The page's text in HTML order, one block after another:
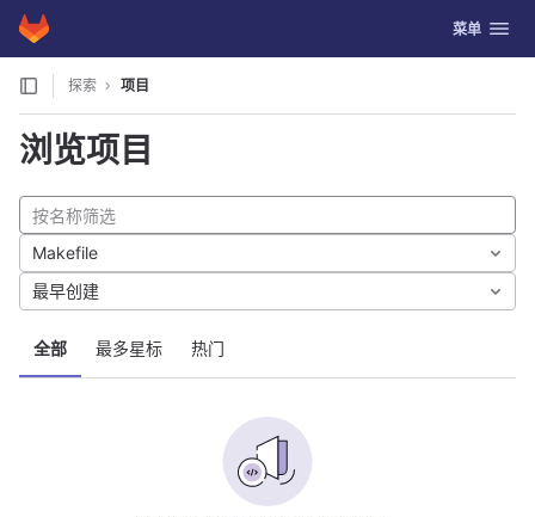
Skip to content
GitLab 切换导航
菜单
探索 项目
浏览项目
全部 最多星标 热门
Makefile
最早创建